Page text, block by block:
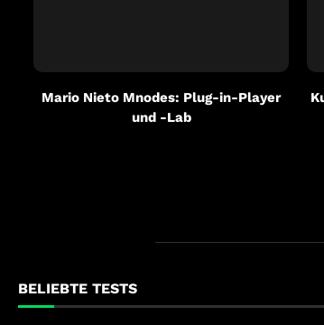
Mario Nieto Mnodes: Plug-in-Player
und -Lab
BELIEBTE TESTS